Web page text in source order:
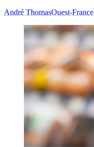
André ThomasOuest-France